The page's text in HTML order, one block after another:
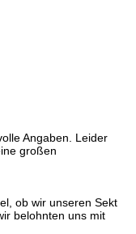
Angaben. Leider
großen
ob wir unseren Sekt
belohnten uns mit